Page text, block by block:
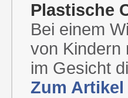
Plastische
Bei einem
von Kindern
im Gesicht
Zum